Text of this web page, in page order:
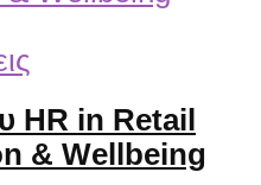
HR in Retail
& Wellbeing